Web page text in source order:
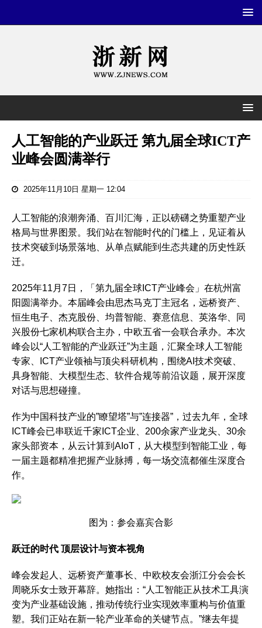
人工智能的产业跃迁 第九届全球ICT产
业峰会圆满举行
2025年11月10日 星期一 12:04
人工智能的浪潮奔涌、百川汇海，正以磅礴之势重塑产业
格局与世界图景。我们站在智能时代的门槛上，见证着从
技术突破到场景落地、从单点赋能到生态共建的历史性跃
迁。
2025年11月7日，「第九届全球ICT产业峰会」在杭州富
阳圆满举办。本届峰会由思杰马克丁主冠名，远桥资产、
恒生电子、杰克股份、均普智能、赛意信息、英洛华、同
兴股份七家机构联合主办，中欧五省一会联合承办。本次
峰会以“人工智能的产业跃迁”为主题，汇聚全球人工智能
专家、ICT产业领袖与顶尖科研机构，围绕AI技术突破、
具身智能、大模型生态、软件合规等前沿议题，展开深度
对话与思想碰撞。
作为中国科技产业的”瞭望塔”与”连接器”，过去九年，全球
ICT峰会已串联近千家ICT企业、200余家产业龙头、30余
家头部资本，从云计算到AIoT，从大模型到智能工业，每
一届主题都精准把握产业脉搏，每一场交流都催生深度合
作。
图为：参会嘉宾合影
跃迁的时代 顶层设计与资本视角
峰会发起人、远桥资产董事长、中欧校友会浙江分会会长
周晓乐女士致开幕辞。她指出：“人工智能正从技术工具演
变为产业基础设施，推动传统行业实现效率重构与价值重
塑。我们正站在新一轮产业革命的关键节点。”继去年提